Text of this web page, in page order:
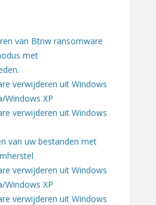
van Btnw ransomware
met
verwijderen uit Windows
Windows XP
verwijderen uit Windows
van uw bestanden met
verwijderen uit Windows
Windows XP
verwijderen uit Windows